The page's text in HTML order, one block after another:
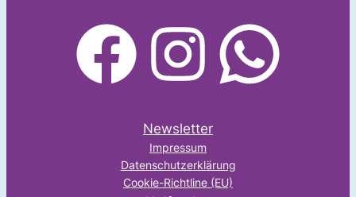
facebook Instagram WhatsApp
Newsletter
Impressum
Datenschutzerklärung
Cookie-Richtline (EU)